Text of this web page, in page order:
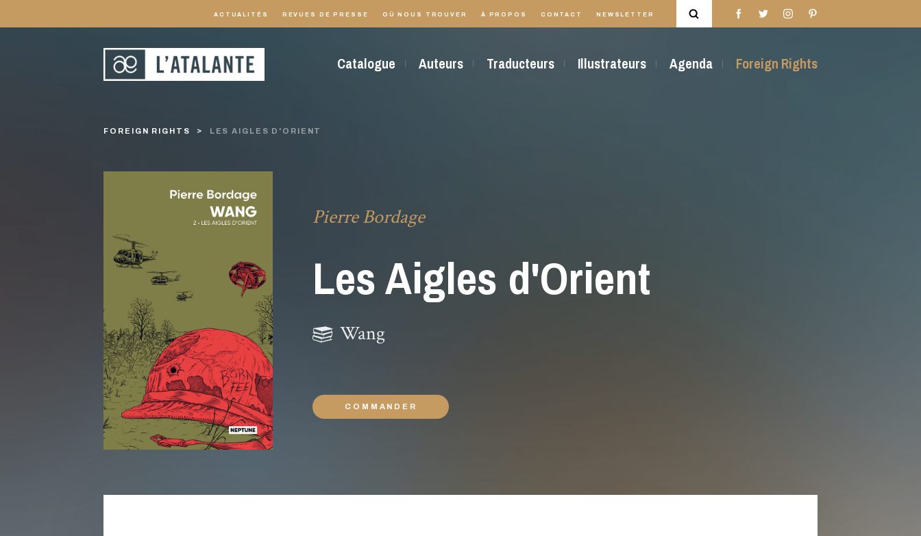
ACTUALITÉS REVUES DE PRESSE OÙ NOUS TROUVER À PROPOS CONTACT NEWSLETTER
Catalogue Auteurs Traducteurs Illustrateurs Agenda Foreign Rights
FOREIGN RIGHTS LES AIGLES D'ORIENT
Pierre Bordage
Les Aigles d'Orient
Wang
COMMANDER